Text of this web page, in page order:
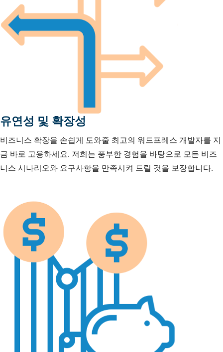
유연성 및 확장성
비즈니스 확장을 손쉽게 도와줄 최고의 워드프레스 개발자를 지
금 바로 고용하세요. 저희는 풍부한 경험을 바탕으로 모든 비즈
니스 시나리오와 요구사항을 만족시켜 드릴 것을 보장합니다.